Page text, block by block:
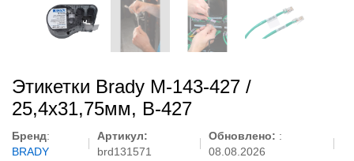
Этикетки Brady M-143-427 /
25,4x31,75мм, B-427
Бренд:
BRADY
Артикул:
brd131571
Обновлено: :
08.08.2026